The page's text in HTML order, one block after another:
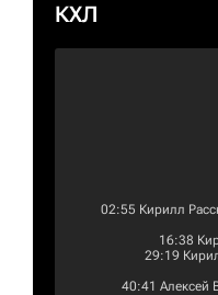
КХЛ
02:55 Кирилл
16:38
29:19
40:41 Алексей